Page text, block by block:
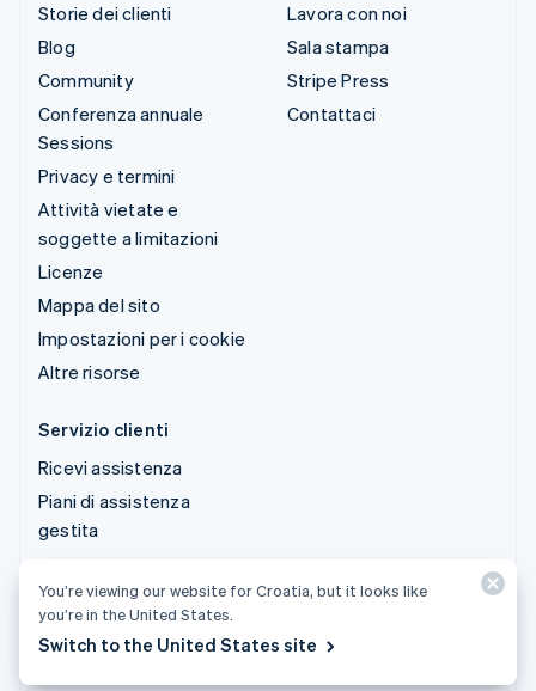
Storie dei clienti
Blog
Community
Conferenza annuale
Sessions
Privacy e termini
Attività vietate e
soggette a limitazioni
Licenze
Mappa del sito
Impostazioni per i cookie
Altre risorse
Lavora con noi
Sala stampa
Stripe Press
Contattaci
Servizio clienti
Ricevi assistenza
Piani di assistenza
gestita
© 2026 Stripe, LLC
You’re viewing our website for Croatia, but it looks like
you’re in the United States.
Switch to the United States site